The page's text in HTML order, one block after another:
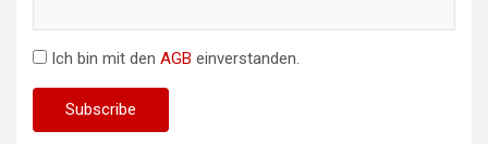
Ich bin mit den AGB einverstanden.